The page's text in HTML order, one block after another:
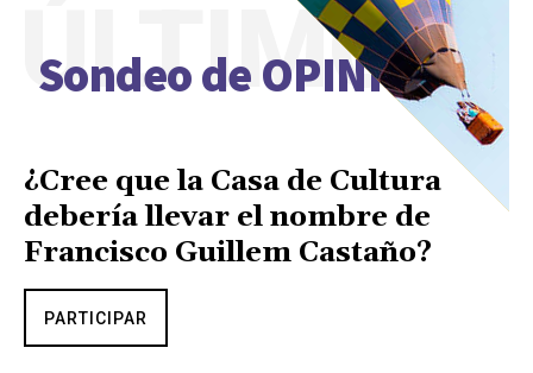
Sondeo de OPINIÓN
ÚLTIMO
¿Cree que la Casa de Cultura
debería llevar el nombre de
Francisco Guillem Castaño?
PARTICIPAR